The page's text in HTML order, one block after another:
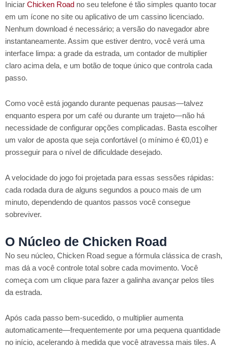
Iniciar Chicken Road no seu telefone é tão simples quanto tocar
em um ícone no site ou aplicativo de um cassino licenciado.
Nenhum download é necessário; a versão do navegador abre
instantaneamente. Assim que estiver dentro, você verá uma
interface limpa: a grade da estrada, um contador de multiplier
claro acima dela, e um botão de toque único que controla cada
passo.
Como você está jogando durante pequenas pausas—talvez
enquanto espera por um café ou durante um trajeto—não há
necessidade de configurar opções complicadas. Basta escolher
um valor de aposta que seja confortável (o mínimo é €0,01) e
prosseguir para o nível de dificuldade desejado.
A velocidade do jogo foi projetada para essas sessões rápidas:
cada rodada dura de alguns segundos a pouco mais de um
minuto, dependendo de quantos passos você consegue
sobreviver.
O Núcleo de Chicken Road
No seu núcleo, Chicken Road segue a fórmula clássica de crash,
mas dá a você controle total sobre cada movimento. Você
começa com um clique para fazer a galinha avançar pelos tiles
da estrada.
Após cada passo bem-sucedido, o multiplier aumenta
automaticamente—frequentemente por uma pequena quantidade
no início, acelerando à medida que você atravessa mais tiles. A